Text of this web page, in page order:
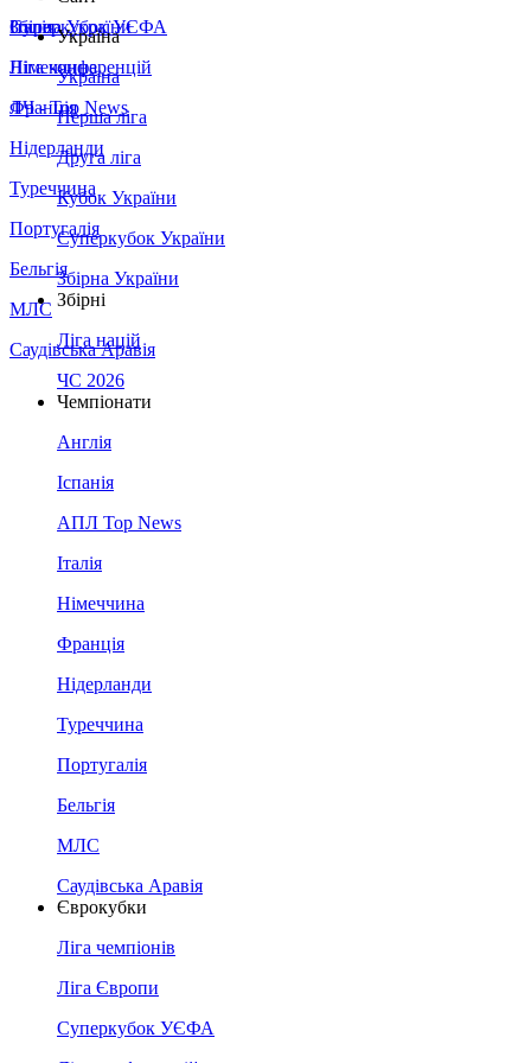
Збірна України
Італія
Німеччина
Франція
Нідерланди
Туреччина
Португалія
Бельгія
МЛС
Саудівська Аравія
Суперкубок УЄФА
Ліга конференцій
ЛЧ - Top News
Україна
Україна
Перша ліга
Друга ліга
Кубок України
Суперкубок України
Збірна України
Збірні
Ліга націй
ЧС 2026
Чемпіонати
Англія
Іспанія
АПЛ Top News
Італія
Німеччина
Франція
Нідерланди
Туреччина
Португалія
Бельгія
МЛС
Саудівська Аравія
Єврокубки
Ліга чемпіонів
Ліга Європи
Суперкубок УЄФА